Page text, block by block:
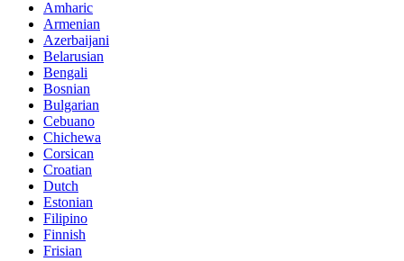
Amharic
Armenian
Azerbaijani
Belarusian
Bengali
Bosnian
Bulgarian
Cebuano
Chichewa
Corsican
Croatian
Dutch
Estonian
Filipino
Finnish
Frisian